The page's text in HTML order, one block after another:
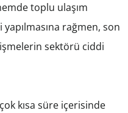
toplu ulaşım
rağmen, son
sektörü ciddi
kısa süre içerisinde